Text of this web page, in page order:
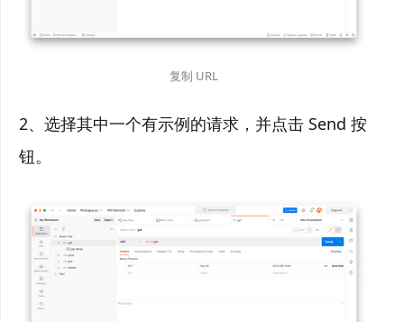
复制 URL
2、选择其中一个有示例的请求，并点击 Send 按
钮。